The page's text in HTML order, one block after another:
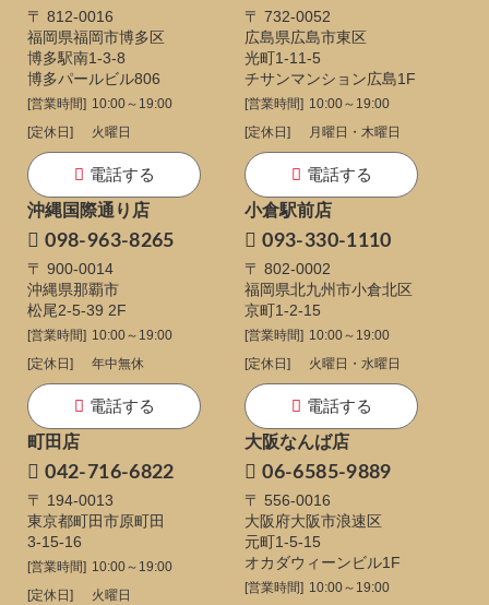
〒 812-0016
福岡県福岡市博多区
博多駅南1-3-8
博多パールビル806
[営業時間] 10:00～19:00
[定休日]
火曜日
電話する
〒 732-0052
広島県広島市東区
光町1-11-5
チサンマンション広島1F
[営業時間] 10:00～19:00
[定休日]
月曜日・木曜日
電話する
沖縄国際通り店
098-963-8265
〒 900-0014
沖縄県那覇市
松尾2-5-39 2F
[営業時間] 10:00～19:00
[定休日]
年中無休
電話する
小倉駅前店
093-330-1110
〒 802-0002
福岡県北九州市小倉北区
京町1-2-15
[営業時間] 10:00～19:00
[定休日]
火曜日・水曜日
電話する
町田店
042-716-6822
〒 194-0013
東京都町田市原町田
3-15-16
[営業時間] 10:00～19:00
[定休日]
火曜日
大阪なんば店
06-6585-9889
〒 556-0016
大阪府大阪市浪速区
元町1-5-15
オカダウィーンビル1F
[営業時間] 10:00～19:00